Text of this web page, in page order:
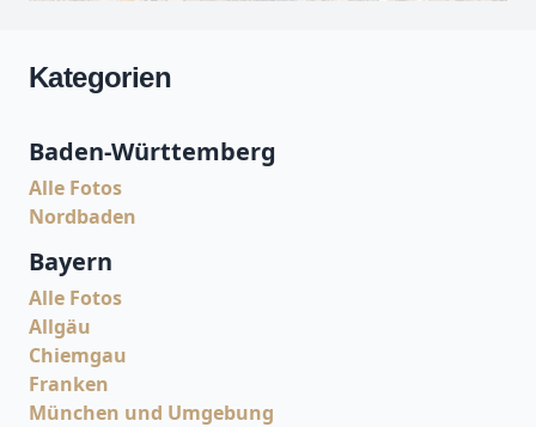
Kategorien
Baden-Württemberg
Alle Fotos
Nordbaden
Bayern
Alle Fotos
Allgäu
Chiemgau
Franken
München und Umgebung